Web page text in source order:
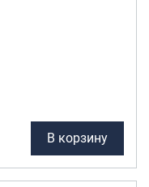
В корзину